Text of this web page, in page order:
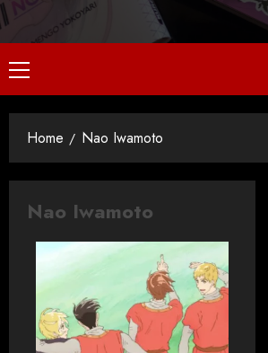
Home Nao Iwamoto
Nao Iwamoto